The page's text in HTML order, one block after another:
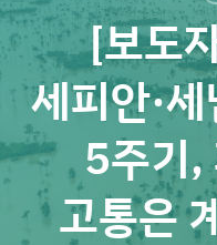
[보도
세피안·
5주기,
고통은